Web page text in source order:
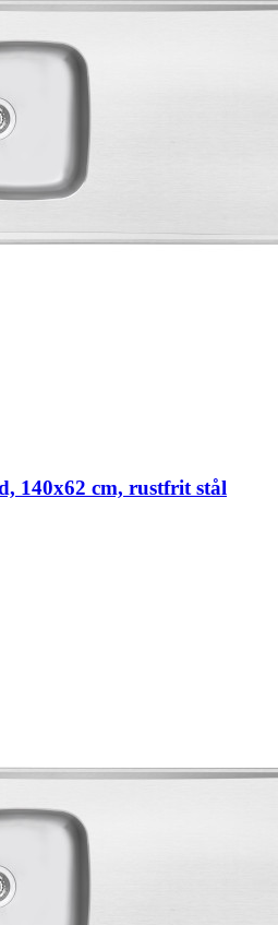
140x62 cm, rustfrit stål